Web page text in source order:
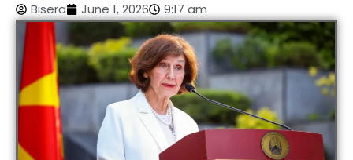
Bisera June 1, 2026 9:17 am